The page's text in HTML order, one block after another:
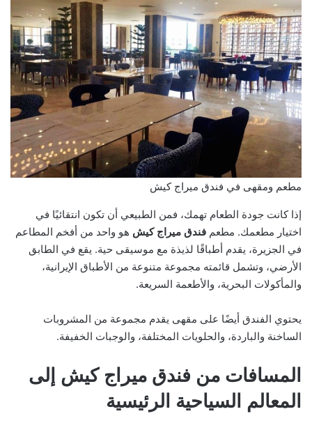
مطعم ومقهى في فندق ميراج كيش
إذا كانت جودة الطعام تهمك، فمن الطبيعي أن تكون انتقائيًا في
اختيار مطعمك. مطعم فندق ميراج كيش هو واحد من أفخم المطاعم
في الجزيرة، يقدم أطباقًا لذيذة مع موسيقى حية. يقع في الطابق
الأرضي، وتشمل قائمته مجموعة متنوعة من الأطباق الإيرانية،
والمأكولات البحرية، والأطعمة السريعة.
يحتوي الفندق أيضًا على مقهى يقدم مجموعة من المشروبات
الساخنة والباردة، والحلويات المختلفة، والوجبات الخفيفة.
المسافات من فندق ميراج كيش إلى
المعالم السياحية الرئيسية